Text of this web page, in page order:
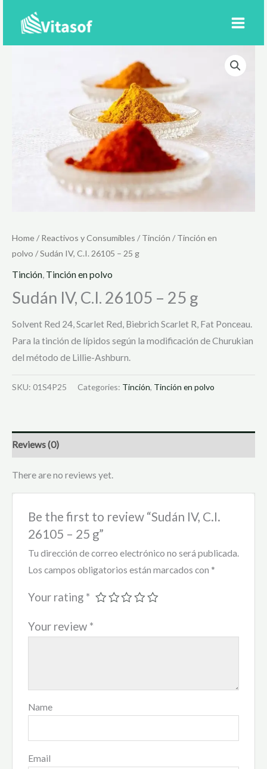
Home/Reactivos y Consumibles /Tinción /Tinción en
polvo / Sudán IV, C.I. 26105 – 25 g
Tinción Tinción en polvo
Sudán IV, C.I. 26105 – 25 g
Solvent Red 24, Scarlet Red, Biebrich Scarlet R, Fat Ponceau.
Para la tinción de lípidos según la modificación de Churukian
del método de Lillie-Ashburn.
SKU: 01S4P25 Categories: Tinción, Tinción en polvo
Reviews (0)
There are no reviews yet.
Be the first to review “Sudán IV, C.I.
26105 – 25 g”
Tu dirección de correo electrónico no será publicada.
Los campos obligatorios están marcados con *
Your rating *
Your review *
Name
Email